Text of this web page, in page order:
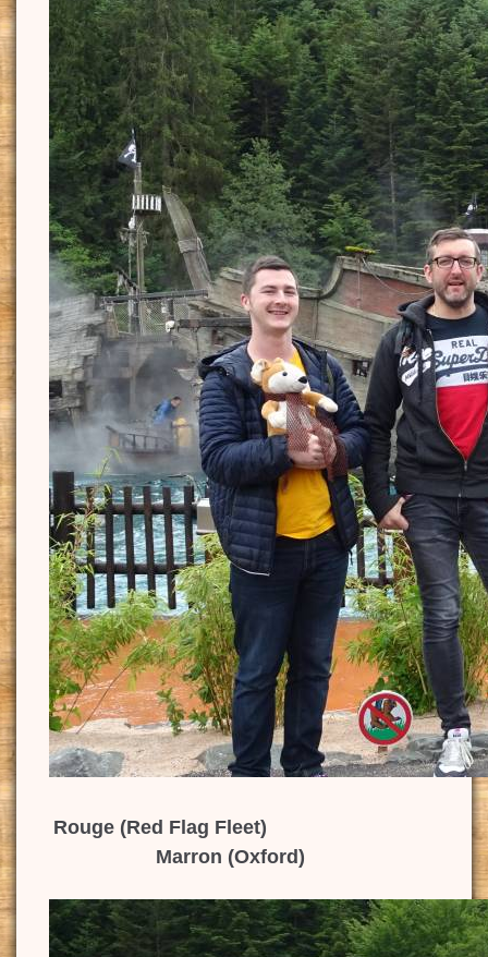
Rouge (Red Flag Fleet)
Marron (Oxford)